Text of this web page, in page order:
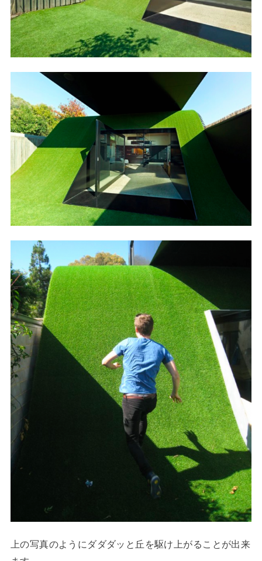
上の写真のようにダダダッと丘を駆け上がることが出来